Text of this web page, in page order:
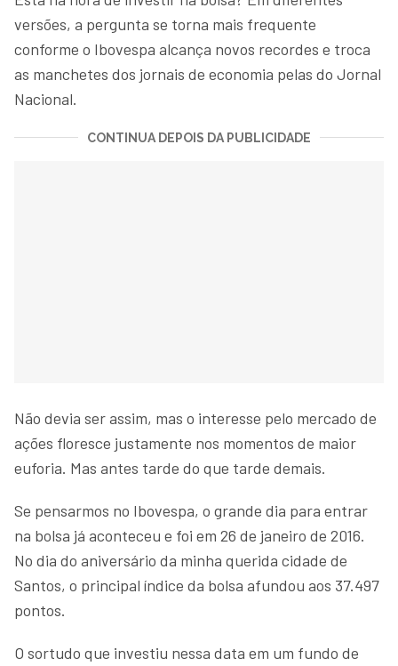
versões, a pergunta se torna mais frequente
conforme o Ibovespa alcança novos recordes e troca
as manchetes dos jornais de economia pelas do Jornal
Nacional.
CONTINUA DEPOIS DA PUBLICIDADE
Não devia ser assim, mas o interesse pelo mercado de
ações floresce justamente nos momentos de maior
euforia. Mas antes tarde do que tarde demais.
Se pensarmos no Ibovespa, o grande dia para entrar
na bolsa já aconteceu e foi em 26 de janeiro de 2016.
No dia do aniversário da minha querida cidade de
Santos, o principal índice da bolsa afundou aos 37.497
pontos.
O sortudo que investiu nessa data em um fundo de